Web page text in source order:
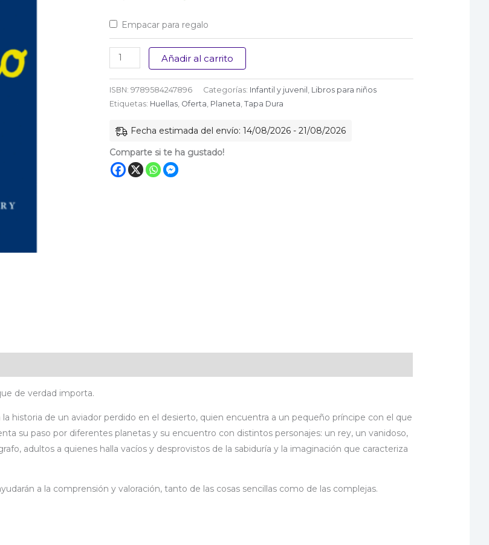
Empacar para regalo
Principito
(
Edición
lujo
)
cantidad
Añadir al carrito
ISBN: 9789584247896 Categorías: Infantil y juvenil , Libros para niños
Etiquetas: Huellas, Oferta, Planeta, Tapa Dura
Fecha estimada del envío: 14/08/2026 - 21/08/2026
Comparte si te ha gustado!
de verdad importa.
historia de un aviador perdido en el desierto, quien encuentra a un pequeño príncipe con el que
su paso por diferentes planetas y su encuentro con distintos personajes: un rey, un vanidoso,
adultos a quienes halla vacíos y desprovistos de la sabiduría y la imaginación que caracteriza
a la comprensión y valoración, tanto de las cosas sencillas como de las complejas.